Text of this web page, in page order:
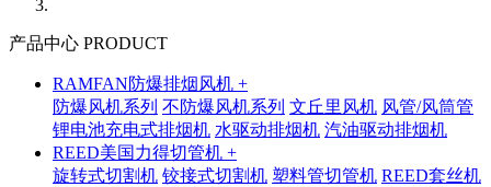
产品中心 PRODUCT
RAMFAN防爆排烟风机 +
防爆风机系列 不防爆风机系列 文丘里风机 风管/风筒管
锂电池充电式排烟机 水驱动排烟机 汽油驱动排烟机
REED美国力得切管机 +
旋转式切割机 铰接式切割机 塑料管切管机 REED套丝机